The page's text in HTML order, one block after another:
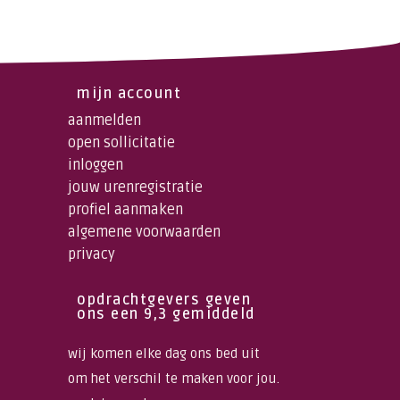
mijn account
aanmelden
open sollicitatie
inloggen
jouw urenregistratie
profiel aanmaken
algemene voorwaarden
privacy
opdrachtgevers geven
ons een 9,3 gemiddeld
wij komen elke dag ons bed uit
om het verschil te maken voor jou.